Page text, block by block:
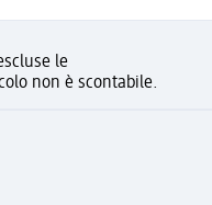
le
non è scontabile.